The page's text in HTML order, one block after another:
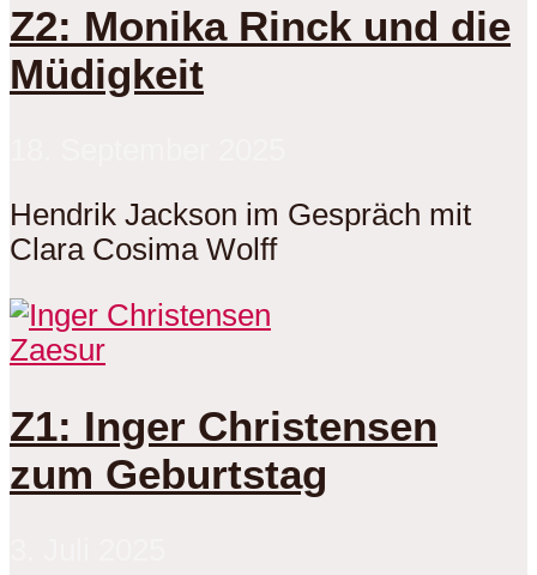
Z2: Monika Rinck und die
Müdigkeit
Hendrik Jackson im Gespräch mit
Clara Cosima Wolff
Zaesur
Z1: Inger Christensen
zum Geburtstag